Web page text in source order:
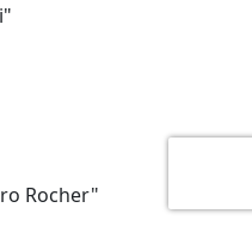
Rocher"